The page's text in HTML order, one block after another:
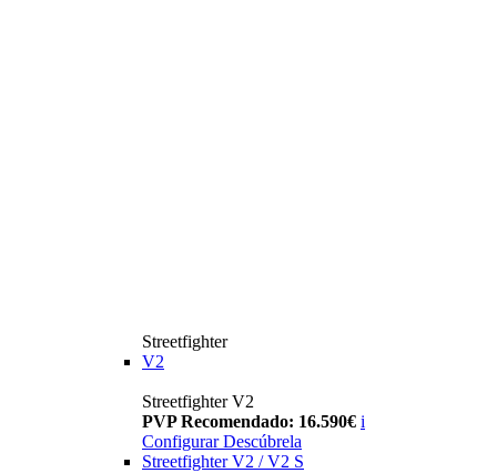
Streetfighter
V2
Streetfighter V2
PVP Recomendado: 16.590€ i
Configurar Descúbrela
Streetfighter V2 / V2 S